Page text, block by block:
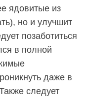
ядовитые из
но и улучшит
позаботиться
в полной
даже в
следует